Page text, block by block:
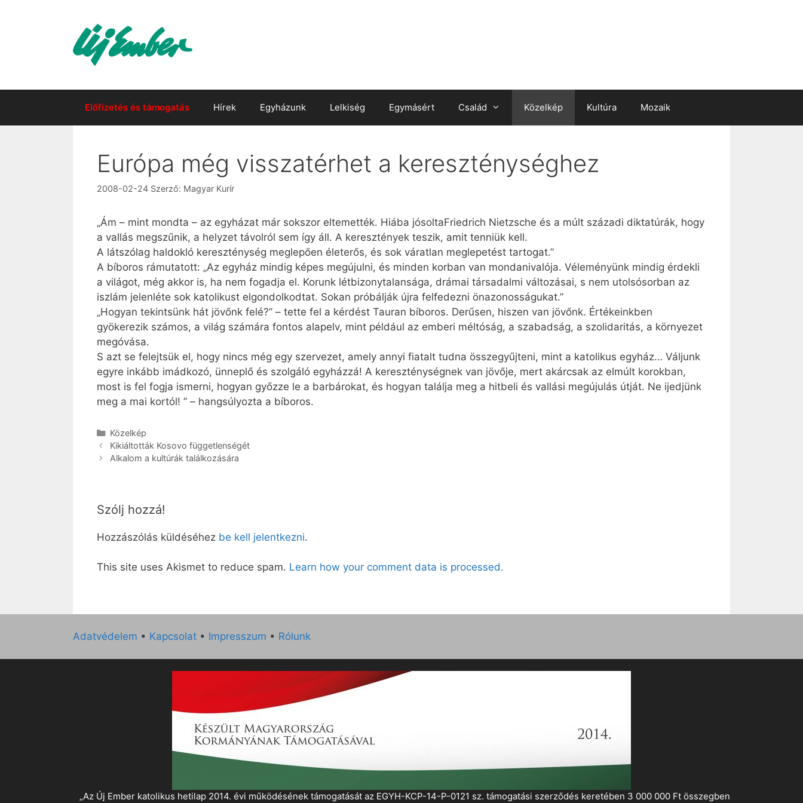
Előfizetés és támogatás Hírek Egyházunk Lelkiség Egymásért Család Közelkép Kultúra Mozaik
Európa még visszatérhet a kereszténységhez
2008-02-24 Szerző: Magyar Kurír
„Ám – mint mondta – az egyházat már sokszor eltemették. Hiába jósoltaFriedrich Nietzsche és a múlt századi diktatúrák, hogy
a vallás megszűnik, a helyzet távolról sem így áll. A keresztények teszik, amit tenniük kell.
A látszólag haldokló kereszténység meglepően életerős, és sok váratlan meglepetést tartogat.”
A bíboros rámutatott: „Az egyház mindig képes megújulni, és minden korban van mondanivalója. Véleményünk mindig érdekli
a világot, még akkor is, ha nem fogadja el. Korunk létbizonytalansága, drámai társadalmi változásai, s nem utolsósorban az
iszlám jelenléte sok katolikust elgondolkodtat. Sokan próbálják újra felfedezni önazonosságukat.”
„Hogyan tekintsünk hát jövőnk felé?” – tette fel a kérdést Tauran bíboros. Derűsen, hiszen van jövőnk. Értékeinkben
gyökerezik számos, a világ számára fontos alapelv, mint például az emberi méltóság, a szabadság, a szolidaritás, a környezet
megóvása.
S azt se felejtsük el, hogy nincs még egy szervezet, amely annyi fiatalt tudna összegyűjteni, mint a katolikus egyház… Váljunk
egyre inkább imádkozó, ünneplő és szolgáló egyházzá! A kereszténységnek van jövője, mert akárcsak az elmúlt korokban,
most is fel fogja ismerni, hogyan győzze le a barbárokat, és hogyan találja meg a hitbeli és vallási megújulás útját. Ne ijedjünk
meg a mai kortól! ” – hangsúlyozta a bíboros.
Kategória
Közelkép
Kikiáltották Kosovo függetlenségét
Alkalom a kultúrák találkozására
Szólj hozzá!
Hozzászólás küldéséhez be kell jelentkezni.
This site uses Akismet to reduce spam. Learn how your comment data is processed.
Adatvédelem • Kapcsolat • Impresszum • Rólunk
„Az Új Ember katolikus hetilap 2014. évi működésének támogatását az EGYH-KCP-14-P-0121 sz. támogatási szerződés keretében 3 000 000 Ft összegben